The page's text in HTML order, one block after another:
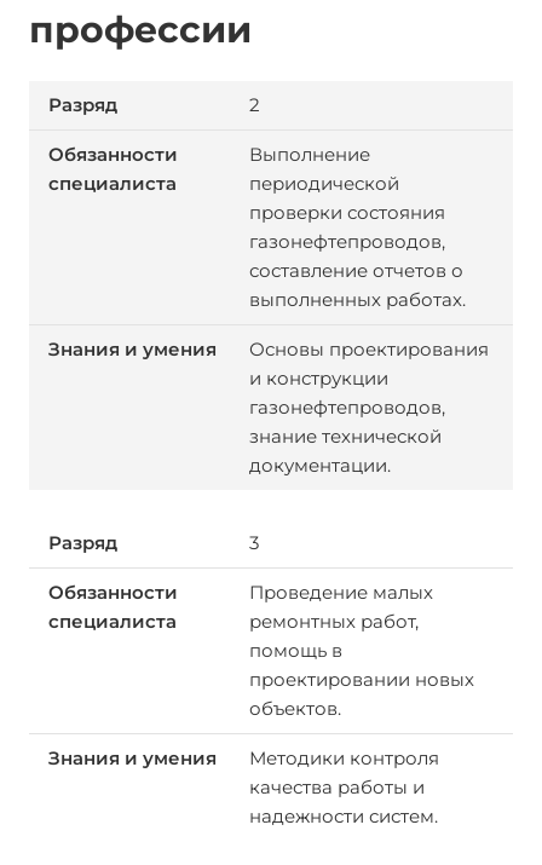
профессии
2
Выполнение
периодической
проверки состояния
газонефтепроводов,
составление отчетов о
выполненных работах.
Основы проектирования
и конструкции
газонефтепроводов,
знание технической
документации.
3
Проведение малых
ремонтных работ,
помощь в
проектировании новых
объектов.
Методики контроля
качества работы и
надежности систем.